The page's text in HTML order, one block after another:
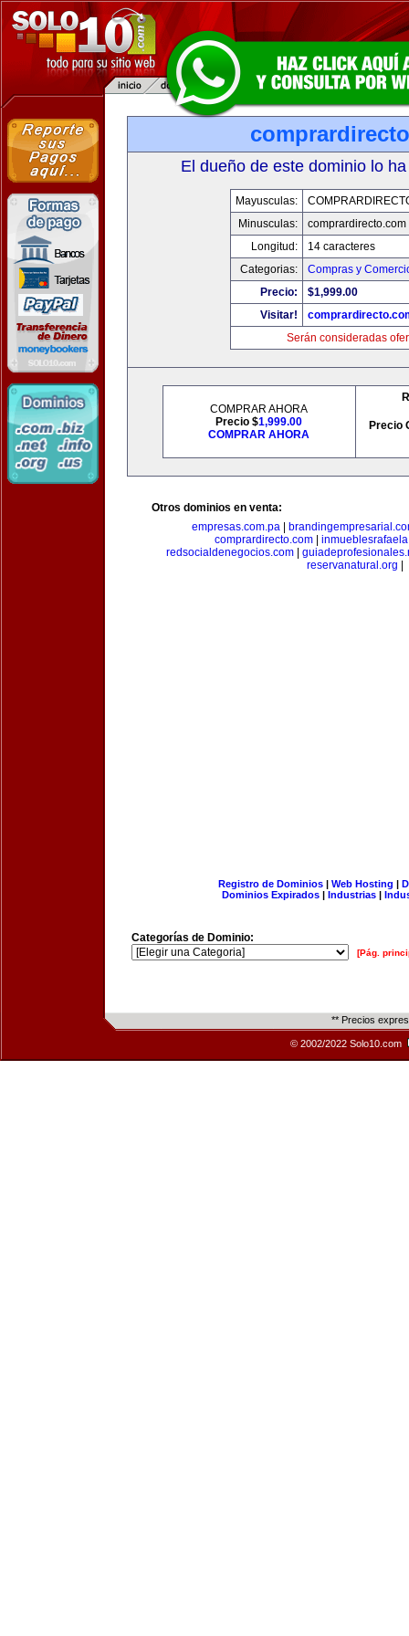
El dueño de este dominio lo
Mayusculas:
Minusculas:
comprardirecto.com
Longitud:
14 caracteres
Categorias:
Compras y
Precio:
$1,999.00
Visitar!
Serán consideradas
COMPRAR AHORA
Precio $1,999.00
COMPRAR AHORA
Precio
Otros dominios en venta:
empresas.com.pa
comprardirecto.com
redsocialdenegocios.com|
reservanatural.org
Registro de Dominios| Web Hosting |
Dominios Expirados | Industrias |
Categorías de Dominio:
[Pág.
** Precios
© 2002/2022 Solo10.com